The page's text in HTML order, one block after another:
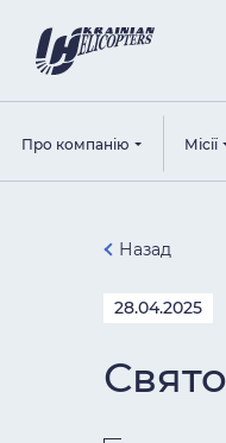
Про компанію Місії
Назад
28.04.2025